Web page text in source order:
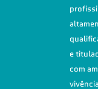
e
com
vivência